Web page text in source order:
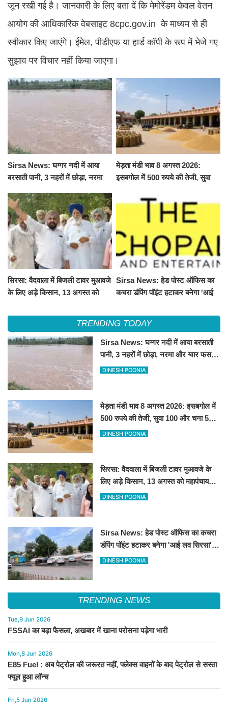
जून रखी गई है। जानकारी के लिए बता दें कि मेमोरेंडम केवल वेतन
आयोग की आधिकारिक वेबसाइट 8cpc.gov.in के माध्यम से ही
स्वीकार किए जाएंगे। ईमेल, पीडीएफ या हार्ड कॉपी के रूप में भेजे गए
सुझाव पर विचार नहीं किया जाएगा।
Sirsa News: घग्गर नदी में आया
बरसाती पानी, 3 नहरों में छोड़ा, नरमा
मेड़ता मंडी भाव 8 अगस्त 2026:
इसबगोल में 500 रुपये की तेजी, सुवा
सिरसा: वैदवाला में बिजली टावर मुआवजे
के लिए अड़े किसान, 13 अगस्त को
Sirsa News: हेड पोस्ट ऑफिस का
कचरा डंपिंग पॉइंट हटाकर बनेगा 'आई
TRENDING TODAY
Sirsa News: घग्गर नदी में आया बरसाती
पानी, 3 नहरों में छोड़ा, नरमा और ग्वार फसल
को फायदा
DINESH POONIA
मेड़ता मंडी भाव 8 अगस्त 2026: इसबगोल में
500 रुपये की तेजी, सुवा 100 और चना 50
रूपए मंदे
DINESH POONIA
सिरसा: वैदवाला में बिजली टावर मुआवजे के
लिए अड़े किसान, 13 अगस्त को महापंचायत
का ऐलान
DINESH POONIA
Sirsa News: हेड पोस्ट ऑफिस का कचरा
डंपिंग पॉइंट हटाकर बनेगा 'आई लव सिरसा'
सेल्फी पॉइंट
DINESH POONIA
TRENDING NEWS
Tue,9 Jun 2026
FSSAI का बड़ा फैसला, अखबार में खाना परोसना पड़ेगा भारी
Mon,8 Jun 2026
E85 Fuel : अब पेट्रोल की जरूरत नहीं, फ्लेक्स वाहनों के बाद पेट्रोल से सस्ता
फ्यूल हुआ लॉन्च
Fri,5 Jun 2026